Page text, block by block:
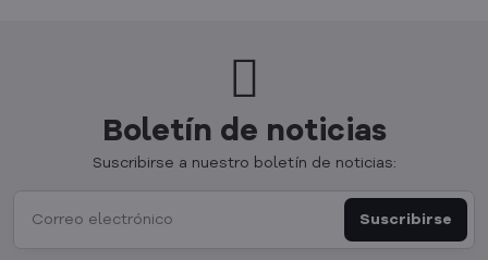
Boletín de noticias
Suscribirse a nuestro boletín de noticias:
Suscribirse